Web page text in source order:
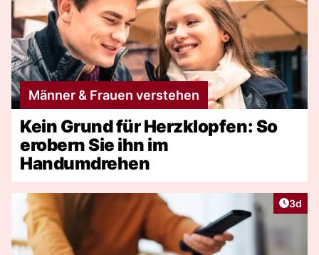
Männer & Frauen verstehen
Kein Grund für Herzklopfen: So
erobern Sie ihn im
Handumdrehen
3d